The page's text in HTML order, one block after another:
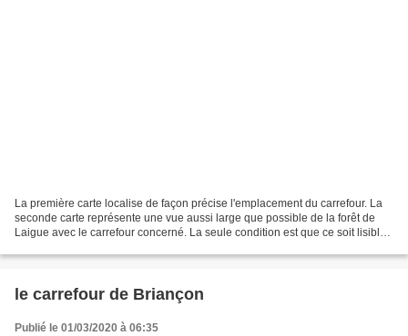
La première carte localise de façon précise l'emplacement du carrefour. La
seconde carte représente une vue aussi large que possible de la forêt de
Laigue avec le carrefour concerné. La seule condition est que ce soit lisible.
le carrefour de Briançon
Publié le 01/03/2020 à 06:35